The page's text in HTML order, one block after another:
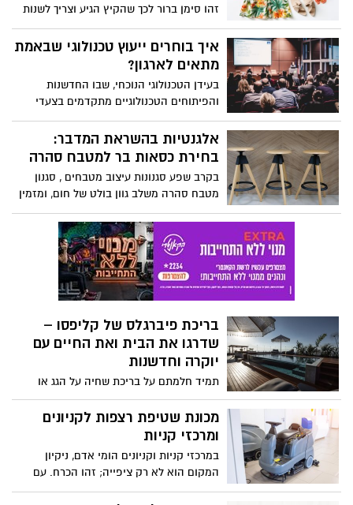
זהו סימן ברור לכך שהקיץ הגיע וצריך לשנות
את המלתחה בארון. יחד עם הקיץ מגיעה
ההזדמנות לרענן את הארונות שלנו עם פריטי
לבוש שלא רק שומרים עלינו קרירים אלא גם
מתאימים לאנרגיה התוססת של העונה. בין
הפריטים החיוניים לקיץ, מכנסיים קצרים הם
חלק בארון של נשים רבות, ומציעים שילוב של
סטייל ונוחות.
איך בוחרים ייעוץ טכנולוגי שבאמת
מתאים לארגון?
בעידן הטכנולוגי הנוכחי, שבו החדשנות
והפיתוחים הטכנולוגיים מתקדמים בצעדי
ענק, ייעוץ טכנולוגי הופך לשירות קריטי עבור
חברות וארגונים. מומחים בתחום הטכנולוגיה
מספקים לארגונים תובנות חיוניות, ניתוחים
פיתוח תוכנה, ארכיטקטורת מערכות, בינה
מלאכותית, ניתוח נתונים, ועוד. ייעוץ טכנולוגי
עוזר לארגונים לנצל את הפוטנציאל הטכנולוגי
לטובת השגת מטרותיהם, תוך חיסכון בזמן
ובהוצאות. המאמר הבא יעסוק בחשיבות
הוא יכול לתרום לארגונים ולחברות בתהליכי
קבלת החלטות ובחירת טכנולוגיות חדשות.
אלגנטיות בהשראת המדבר:
בחירת כסאות בר למטבח סהרה
בקרב שפע סגנונות עיצוב מטבחים , סגנון
מטבח סהרה משלב גוון בולט של חום, ומזמין
את השלווה המהפנטת של המדבר לבית
המודרני. סגנון ייחודי זה מדגיש יופי טבעי,
פשטות ויוצר מרחב שלו המאפשר יצירתיות
ונוחות. אלמנט חשוב בעיצוב המטבח
המושלם בהשראת סהרה הוא בחירת כיסאות
הבר. אלה לא רק מושבים; הם פריטי הצהרה
האסתטיקה תוך מתן פתרונות ישיבה מעשיים.
בריכת פיברגלס של קליפסו –
שדרגו את הבית ואת החיים עם
יוקרה וחדשנות
תמיד חלמתם על בריכת שחיה על הגג או
בחצר? מרגישים שיש לכם הכל ורק בריכת
שחיה תשדרג את רמת החיים שלכם?
מכונת שטיפת רצפות לקניונים
ומרכזי קניות
במרכזי קניות וקניונים הומי אדם, ניקיון
המקום הוא לא רק ציפייה; זהו הכרח. עם
תנועה גדולה של אנשים שזורמת ללא הרף,